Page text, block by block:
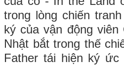
trong lòng chiến
ký của vận động
Nhật bắt trong thế
Father tái hiện ký